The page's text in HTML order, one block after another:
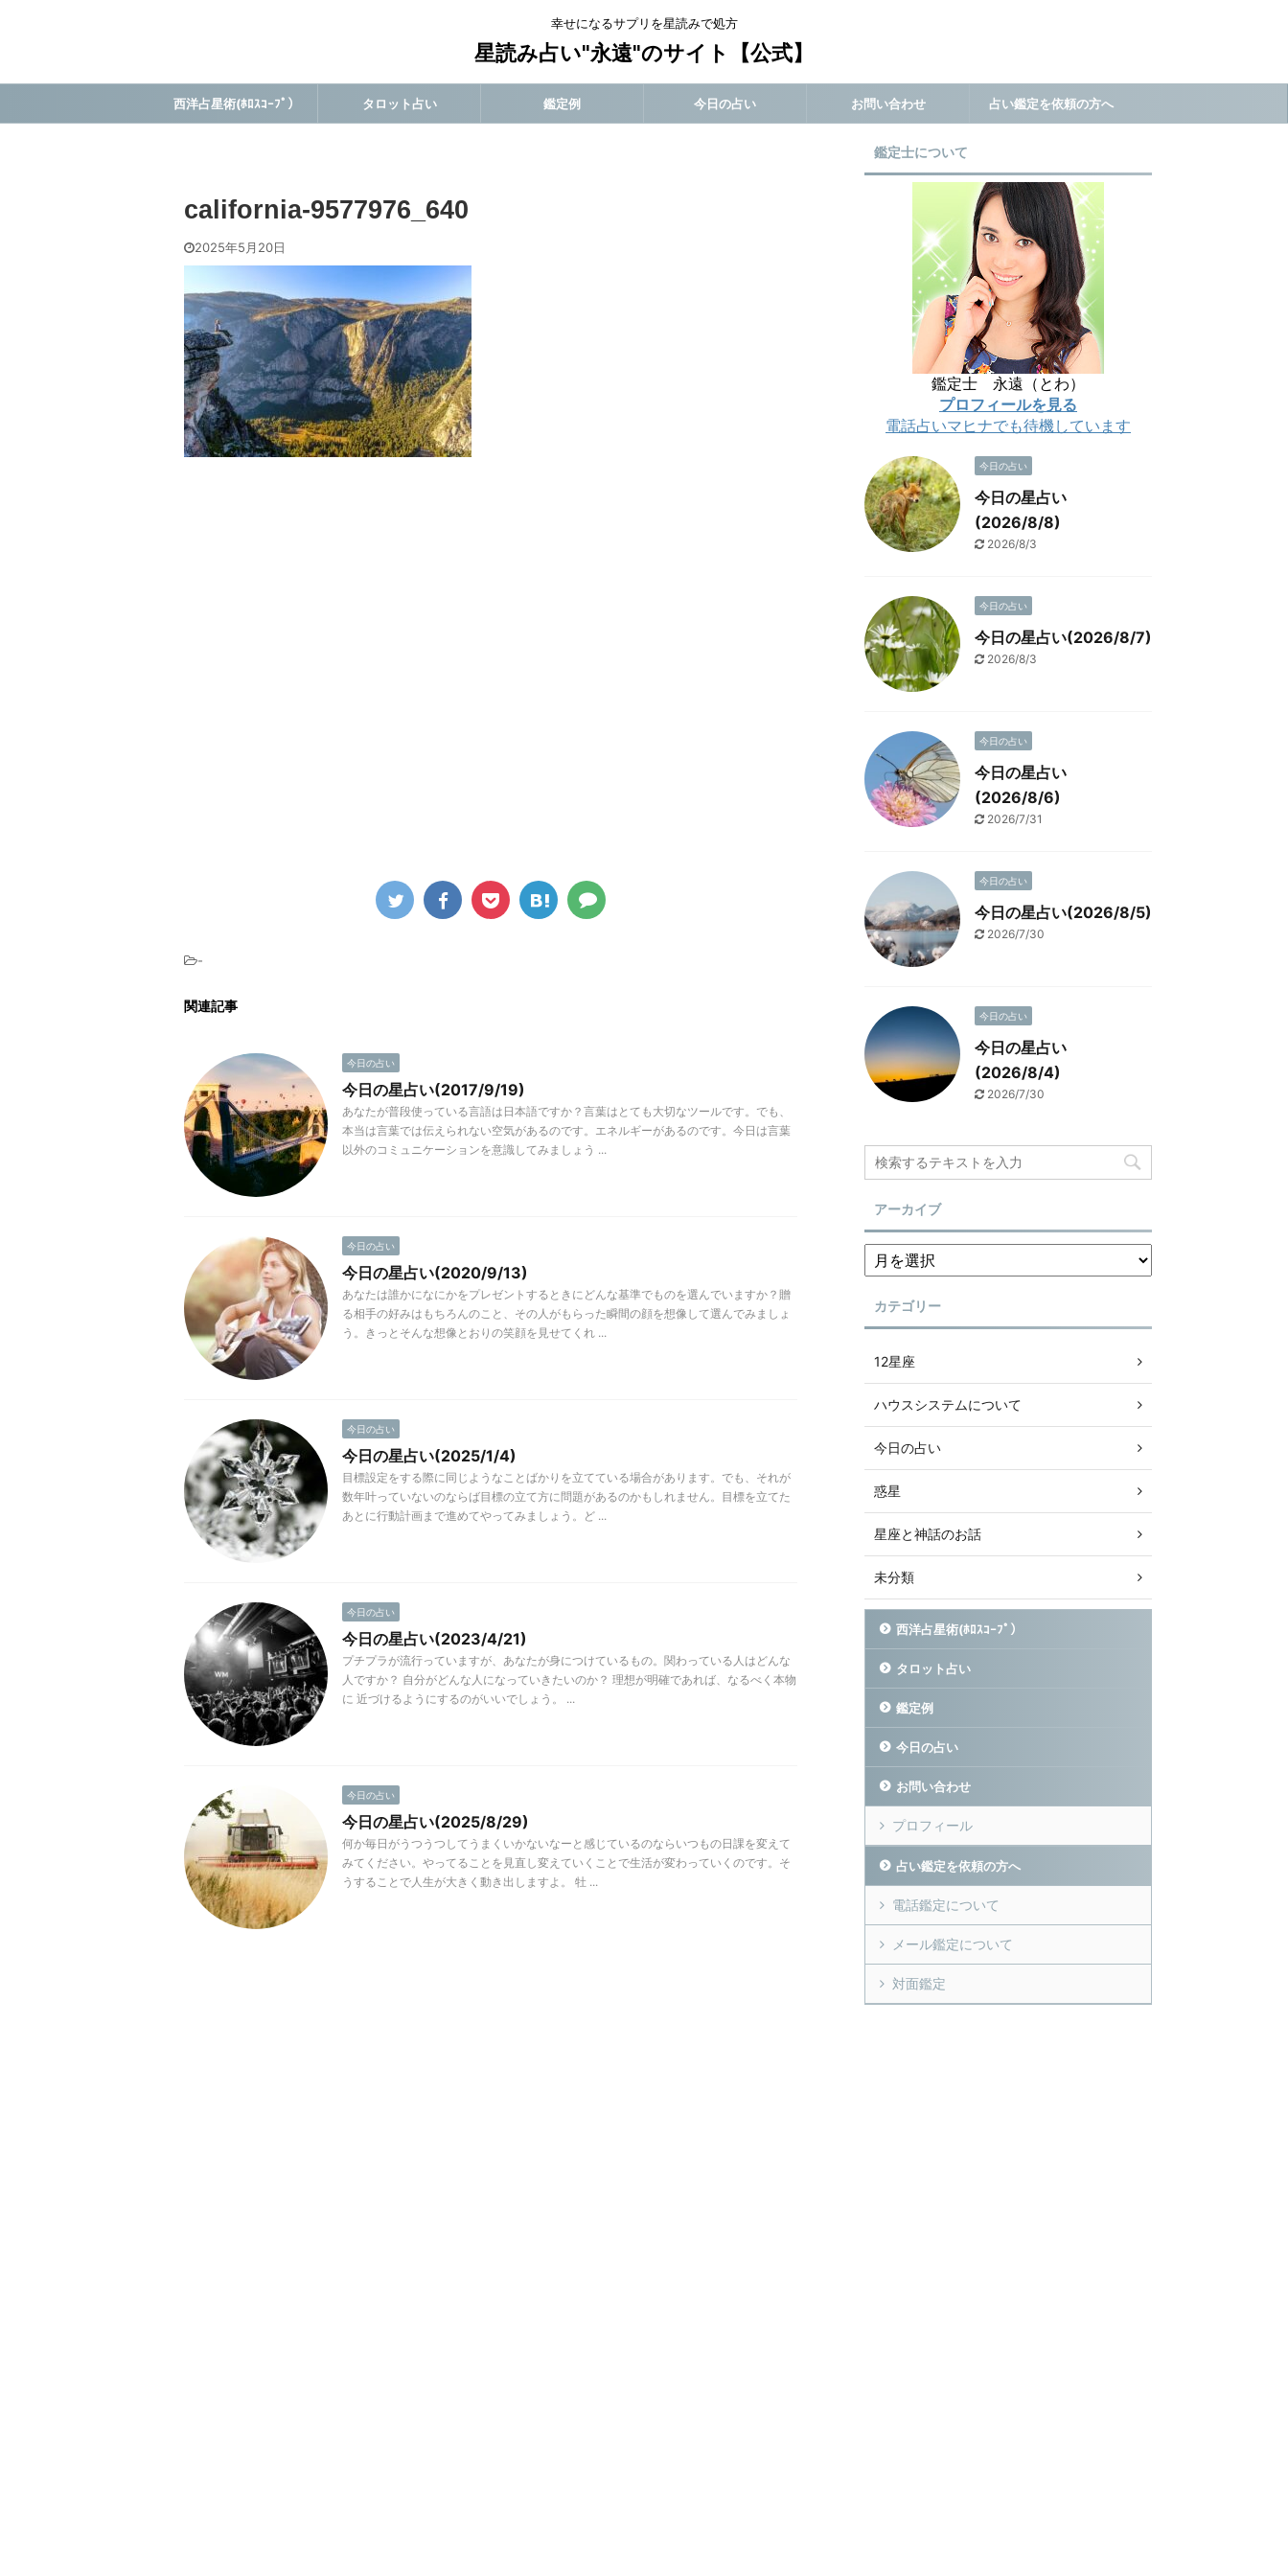
幸せになるサプリを星読みで処方
星読み占い"永遠"のサイト【公式】
西洋占星術(ﾎﾛｽｺｰﾌﾟ） タロット占い 鑑定例 今日の占い お問い合わせ 占い鑑定を依頼の方へ
california-9577976_640
2025年5月20日
-
関連記事
今日の占い
今日の星占い(2017/9/19)
あなたが普段使っている言語は日本語ですか？言葉はとても大切なツールです。でも、
本当は言葉では伝えられない空気があるのです。エネルギーがあるのです。今日は言葉
以外のコミュニケーションを意識してみましょう ...
今日の占い
今日の星占い(2020/9/13)
あなたは誰かになにかをプレゼントするときにどんな基準でものを選んでいますか？贈
る相手の好みはもちろんのこと、その人がもらった瞬間の顔を想像して選んでみましょ
う。きっとそんな想像とおりの笑顔を見せてくれ ...
今日の占い
今日の星占い(2025/1/4)
目標設定をする際に同じようなことばかりを立てている場合があります。でも、それが
数年叶っていないのならば目標の立て方に問題があるのかもしれません。目標を立てた
あとに行動計画まで進めてやってみましょう。ど ...
今日の占い
今日の星占い(2023/4/21)
プチプラが流行っていますが、あなたが身につけているもの。関わっている人はどんな
人ですか？ 自分がどんな人になっていきたいのか？ 理想が明確であれば、なるべく本物
に 近づけるようにするのがいいでしょう。 ...
今日の占い
今日の星占い(2025/8/29)
何か毎日がうつうつしてうまくいかないなーと感じているのならいつもの日課を変えて
みてください。やってることを見直し変えていくことで生活が変わっていくのです。そ
うすることで人生が大きく動き出しますよ。 牡 ...
鑑定士について
鑑定士 永遠（とわ）
プロフィールを見る
電話占いマヒナでも待機しています
今日の占い
今日の星占い
(2026/8/8)
2026/8/3
今日の占い
今日の星占い(2026/8/7)
2026/8/3
今日の占い
今日の星占い
(2026/8/6)
2026/7/31
今日の占い
今日の星占い(2026/8/5)
2026/7/30
今日の占い
今日の星占い
(2026/8/4)
2026/7/30
アーカイブ
カテゴリー
12星座
ハウスシステムについて
今日の占い
惑星
星座と神話のお話
未分類
西洋占星術(ﾎﾛｽｺｰﾌﾟ）
タロット占い
鑑定例
今日の占い
お問い合わせ
プロフィール
占い鑑定を依頼の方へ
電話鑑定について
メール鑑定について
対面鑑定